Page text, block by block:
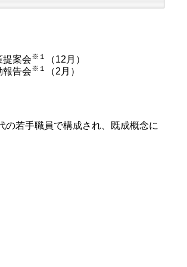
提案会※１
（12月）
報告会※１ （2月）
の若手職員で構成され、既成概念に